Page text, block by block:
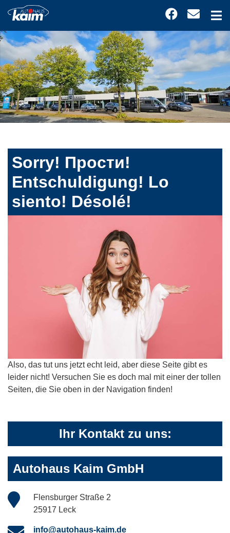
Sorry! Прости!
Entschuldigung! Lo
siento! Désolé!
Also, das tut uns jetzt echt leid, aber diese Seite gibt es
leider nicht! Versuchen Sie es doch mal mit einer der tollen
Seiten, die Sie oben in der Navigation finden!
Ihr Kontakt zu uns:
Autohaus Kaim GmbH
Flensburger Straße 2
25917 Leck
info@autohaus-kaim.de